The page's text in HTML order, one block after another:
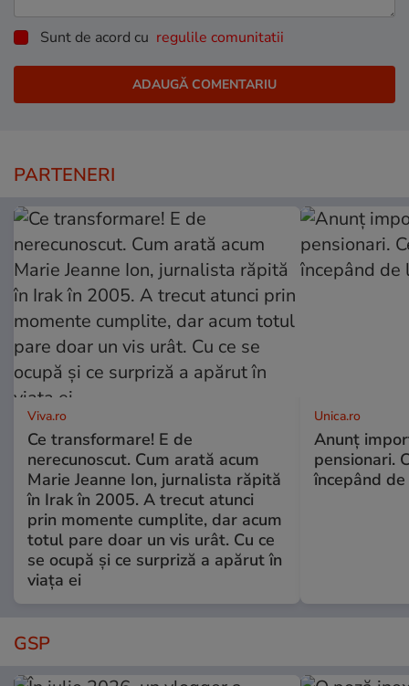
Sunt de acord cu regulile comunitatii
PARTENERI
Viva.ro
Ce transformare! E de
nerecunoscut. Cum arată acum
Marie Jeanne Ion, jurnalista răpită
în Irak în 2005. A trecut atunci
prin momente cumplite, dar acum
totul pare doar un vis urât. Cu ce
se ocupă și ce surpriză a apărut în
viața ei
Unica.ro
Anunț
pensionari.
începând
GSP